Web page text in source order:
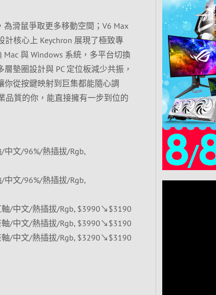
滑鼠爭取更多移動空間；V6 Max
核心上 Keychron 展現了極致專
與 Windows 系統，多平台切換
墊圈設計與 PC 定位板減少共振，
你從按鍵映射到巨集都能隨心調
品質的你，能直接擁有一步到位的
中文/96%/熱插拔/Rgb,
中文/96%/熱插拔/Rgb,
軸/中文/熱插拔/Rgb, $3990↘$3190
軸/中文/熱插拔/Rgb, $3990↘$3190
軸/中文/熱插拔/Rgb, $3290↘$3190